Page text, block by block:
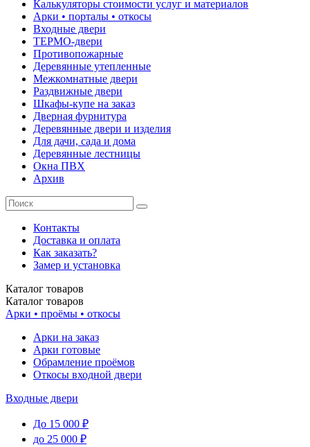
Калькуляторы стоимости услуг и материалов
Арки • порталы • откосы
Входные двери
ТЕРМО-двери
Противопожарные
Деревянные утепленные
Межкомнатные двери
Раздвижные двери
Шкафы-купе на заказ
Дверная фурнитура
Деревянные двери и изделия
Для дачи, сада и дома
Деревянные лестницы
Окна ПВХ
Архив
Контакты
Доставка и оплата
Как заказать?
Замер и установка
Каталог товаров
Каталог товаров
Арки • проёмы • откосы
Арки на заказ
Арки готовые
Обрамление проёмов
Откосы входной двери
Входные двери
До 15 000 ₽
до 25 000 ₽